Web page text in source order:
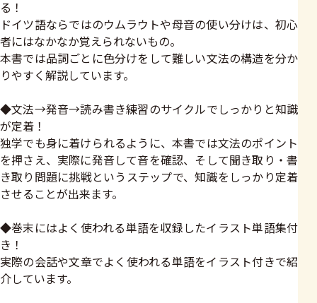
る！
ドイツ語ならではのウムラウトや母音の使い分けは、初心
者にはなかなか覚えられないもの。
本書では品詞ごとに色分けをして難しい文法の構造を分か
りやすく解説しています。
◆文法→発音→読み書き練習のサイクルでしっかりと知識
が定着！
独学でも身に着けられるように、本書では文法のポイント
を押さえ、実際に発音して音を確認、そして聞き取り・書
き取り問題に挑戦というステップで、知識をしっかり定着
させることが出来ます。
◆巻末にはよく使われる単語を収録したイラスト単語集付
き！
実際の会話や文章でよく使われる単語をイラスト付きで紹
介しています。